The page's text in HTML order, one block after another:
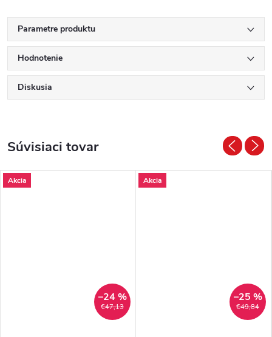
Parametre produktu
Hodnotenie
Diskusia
Súvisiaci tovar
Akcia
€47,13
–24 %
Akcia
€49,84
–25 %